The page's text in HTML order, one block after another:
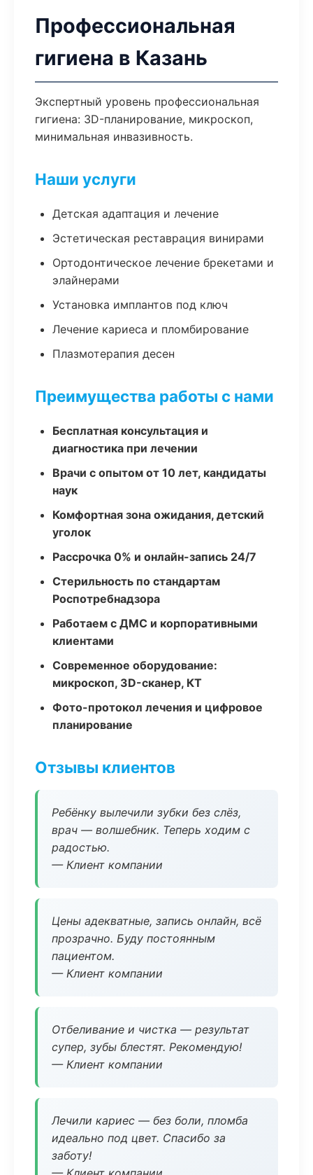
Профессиональная
гигиена в Казань
Экспертный уровень профессиональная
гигиена: 3D-планирование, микроскоп,
минимальная инвазивность.
Наши услуги
Детская адаптация и лечение
Эстетическая реставрация винирами
Ортодонтическое лечение брекетами и
элайнерами
Установка имплантов под ключ
Лечение кариеса и пломбирование
Плазмотерапия десен
Преимущества работы с нами
Бесплатная консультация и
диагностика при лечении
Врачи с опытом от 10 лет, кандидаты
наук
Комфортная зона ожидания, детский
уголок
Рассрочка 0% и онлайн-запись 24/7
Стерильность по стандартам
Роспотребнадзора
Работаем с ДМС и корпоративными
клиентами
Современное оборудование:
микроскоп, 3D-сканер, КТ
Фото-протокол лечения и цифровое
планирование
Отзывы клиентов
Ребёнку вылечили зубки без слёз,
врач — волшебник. Теперь ходим с
радостью.
— Клиент компании
Цены адекватные, запись онлайн, всё
прозрачно. Буду постоянным
пациентом.
— Клиент компании
Отбеливание и чистка — результат
супер, зубы блестят. Рекомендую!
— Клиент компании
Лечили кариес — без боли, пломба
идеально под цвет. Спасибо за
заботу!